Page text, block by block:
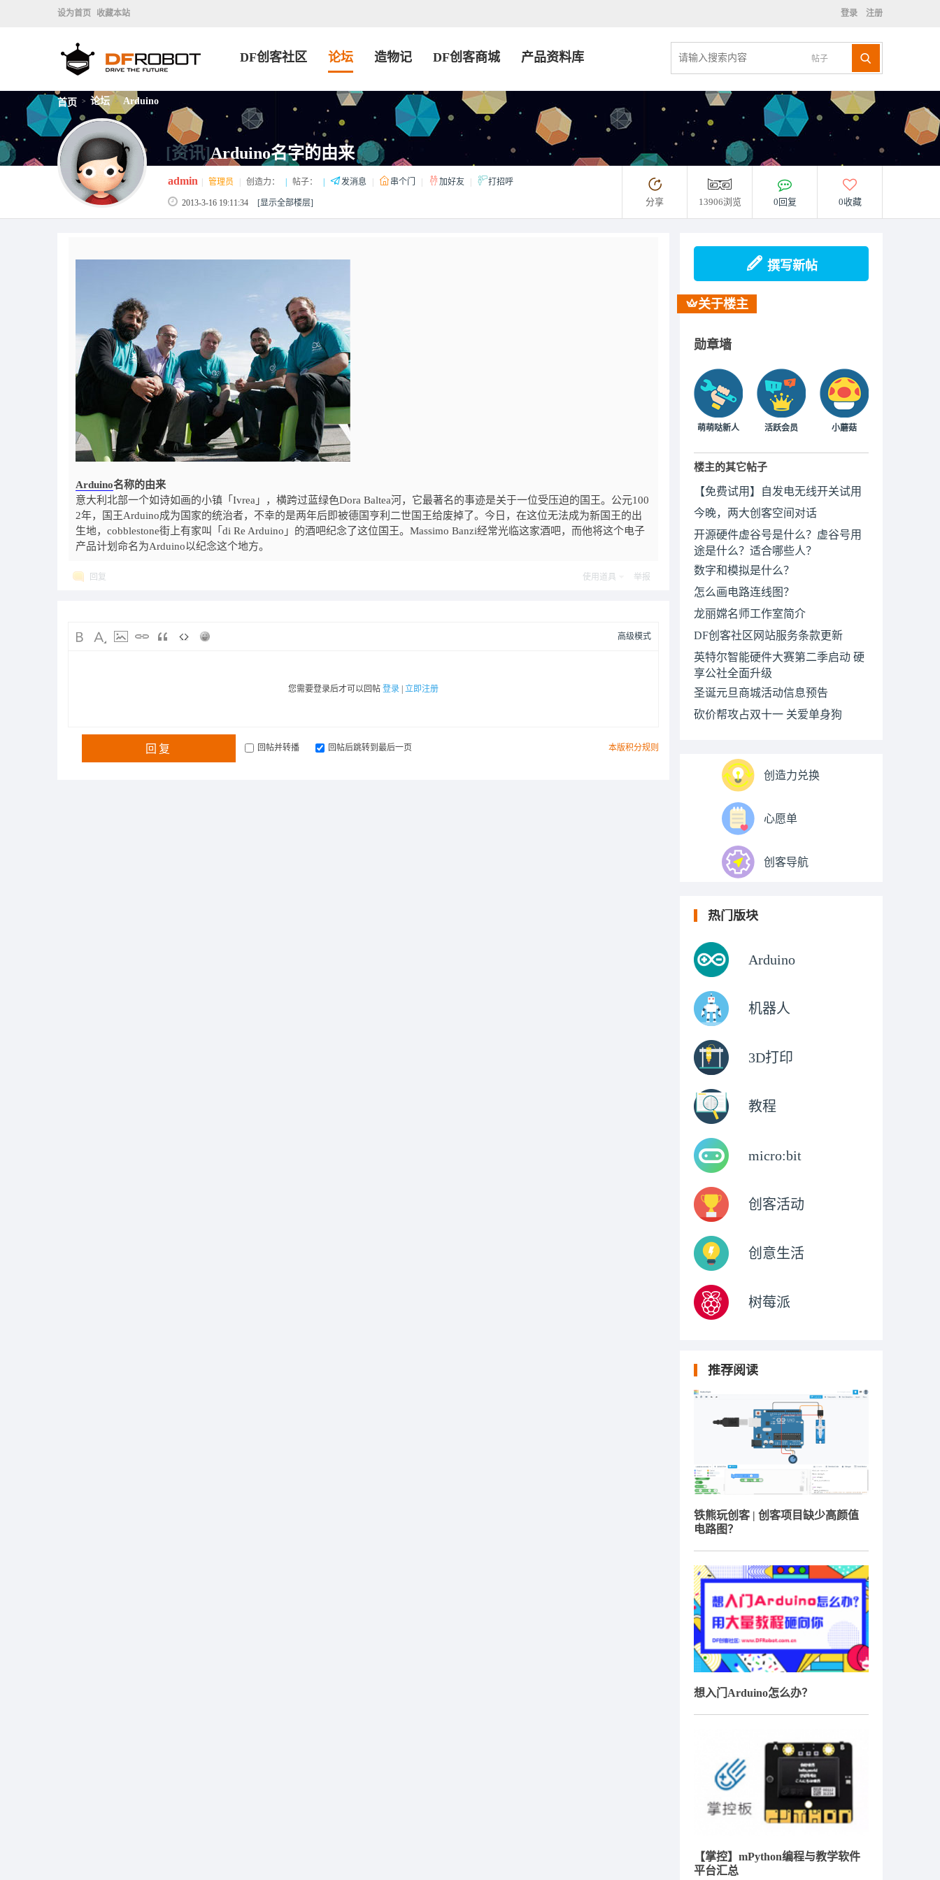
设为首页 收藏本站 登录 注册
帖子
DF创客社区 论坛 造物记 DF创客商城 产品资料库
首页 > 论坛 > Arduino
[资讯]Arduino名字的由来
admin 管理员 创造力： 帖子： 发消息 串个门 加好友 打招呼
2013-3-16 19:11:34 [显示全部楼层] 分享 13906浏览 0回复 0收藏
Arduino名称的由来
意大利北部一个如诗如画的小镇「Ivrea」，横跨过蓝绿色Dora Baltea河，它最著名的事迹是关于一位受压迫的国王。公元100
2年，国王Arduino成为国家的统治者，不幸的是两年后即被德国亨利二世国王给废掉了。今日，在这位无法成为新国王的出
生地，cobblestone街上有家叫「di Re Arduino」的酒吧纪念了这位国王。Massimo Banzi经常光临这家酒吧，而他将这个电子
产品计划命名为Arduino以纪念这个地方。
回复 使用道具 举报
高级模式
您需要登录后才可以回帖 登录 立即注册
本版积分规则
回复 回帖并转播 回帖后跳转到最后一页
撰写新帖
关于楼主
勋章墙
萌萌哒新人 活跃会员 小蘑菇
楼主的其它帖子
【免费试用】自发电无线开关试用
今晚，两大创客空间对话
开源硬件虚谷号是什么？虚谷号用
途是什么？适合哪些人？
数字和模拟是什么？
怎么画电路连线图？
龙丽嫦名师工作室简介
DF创客社区网站服务条款更新
英特尔智能硬件大赛第二季启动 硬
享公社全面升级
圣诞元旦商城活动信息预告
砍价帮攻占双十一 关爱单身狗
创造力兑换
心愿单
创客导航
热门版块
Arduino
机器人
3D打印
教程
micro:bit
创客活动
创意生活
树莓派
推荐阅读
铁熊玩创客 | 创客项目缺少高颜值
电路图？
想入门Arduino怎么办？
【掌控】mPython编程与教学软件
平台汇总